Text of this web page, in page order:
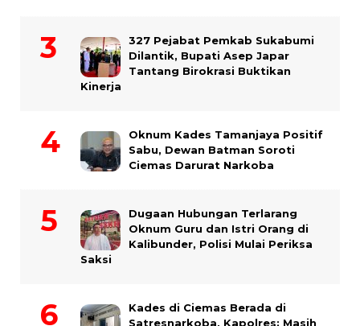
327 Pejabat Pemkab Sukabumi
Dilantik, Bupati Asep Japar
Tantang Birokrasi Buktikan
Kinerja
Oknum Kades Tamanjaya Positif
Sabu, Dewan Batman Soroti
Ciemas Darurat Narkoba
Dugaan Hubungan Terlarang
Oknum Guru dan Istri Orang di
Kalibunder, Polisi Mulai Periksa
Saksi
Kades di Ciemas Berada di
Satresnarkoba, Kapolres: Masih